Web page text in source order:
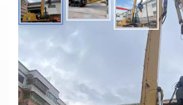
CAT349重型基础施工液压挖掘
主要参数
型号：CAT349
类型：打桩挖掘机臂